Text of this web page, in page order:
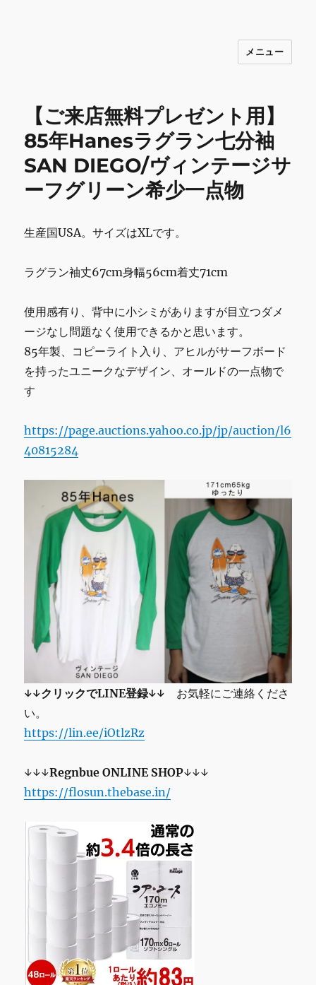
INNOCENCE ～日常に彩りを～ フ
物 etc販売 江戸川区瑞江
メニュー
【ご来店無料プレゼント用】
85年Hanesラグラン七分袖
SAN DIEGO/ヴィンテージサ
ーフグリーン希少一点物
生産国USA。サイズはXLです。
ラグラン袖丈67cm身幅56cm着丈71cm
使用感有り、背中に小シミがありますが目立つダメ
ージなし問題なく使用できるかと思います。
85年製、コピーライト入り、アヒルがサーフボード
を持ったユニークなデザイン、オールドの一点物で
す
https://page.auctions.yahoo.co.jp/jp/auction/l6
40815284
↓↓クリックでLINE登録↓↓ お気軽にご連絡くださ
い。
https://lin.ee/iOtlzRz
↓↓↓RegnbueONLINE SHOP↓↓↓
https://flosun.thebase.in/